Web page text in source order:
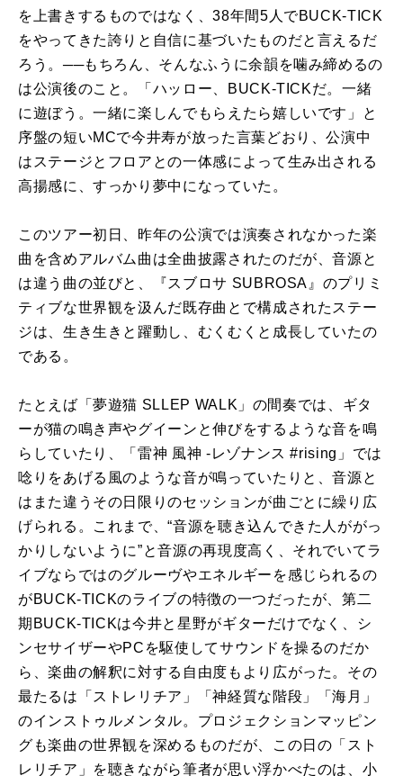
を上書きするものではなく、38年間5人でBUCK-TICK
をやってきた誇りと自信に基づいたものだと言えるだ
ろう。──もちろん、そんなふうに余韻を噛み締めるの
は公演後のこと。「ハッロー、BUCK-TICKだ。一緒
に遊ぼう。一緒に楽しんでもらえたら嬉しいです」と
序盤の短いMCで今井寿が放った言葉どおり、公演中
はステージとフロアとの一体感によって生み出される
高揚感に、すっかり夢中になっていた。
このツアー初日、昨年の公演では演奏されなかった楽
曲を含めアルバム曲は全曲披露されたのだが、音源と
は違う曲の並びと、『スブロサ SUBROSA』のプリミ
ティブな世界観を汲んだ既存曲とで構成されたステー
ジは、生き生きと躍動し、むくむくと成長していたの
である。
たとえば「夢遊猫 SLLEP WALK」の間奏では、ギタ
ーが猫の鳴き声やグイーンと伸びをするような音を鳴
らしていたり、「雷神 風神 -レゾナンス #rising」では
唸りをあげる風のような音が鳴っていたりと、音源と
はまた違うその日限りのセッションが曲ごとに繰り広
げられる。これまで、“音源を聴き込んできた人ががっ
かりしないように”と音源の再現度高く、それでいてラ
イブならではのグルーヴやエネルギーを感じられるの
がBUCK-TICKのライブの特徴の一つだったが、第二
期BUCK-TICKは今井と星野がギターだけでなく、シ
ンセサイザーやPCを駆使してサウンドを操るのだか
ら、楽曲の解釈に対する自由度もより広がった。その
最たるは「ストレリチア」「神経質な階段」「海月」
のインストゥルメンタル。プロジェクションマッピン
グも楽曲の世界観を深めるものだが、この日の「スト
レリチア」を聴きながら筆者が思い浮かべたのは、小